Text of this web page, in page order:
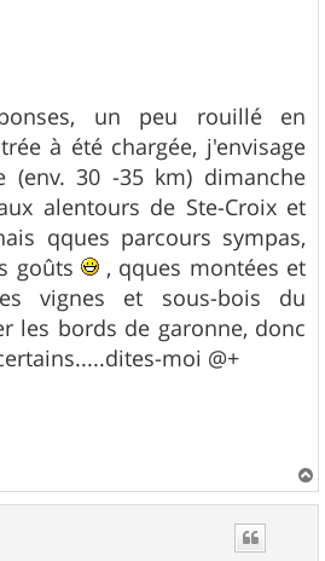
un peu rouillé en
à été chargée, j'envisage
(env. 30 -35 km) dimanche
alentours de Ste-Croix et
qques parcours sympas,
goûts
, qques montées et
vignes et sous-bois du
les bords de garonne, donc
moi @+
a